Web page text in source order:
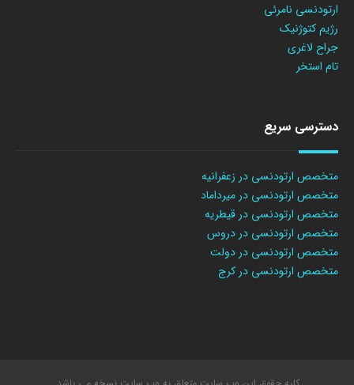
ارتودنسی نامرئی
رژیم کتوژنیک
جراح لاغری
تام استخر
دسترسی سریع
متخصص ارتودنسی در زعفرانیه
متخصص ارتودنسی در میرداماد
متخصص ارتودنسی در قیطریه
متخصص ارتودنسی در دروس
متخصص ارتودنسی در دولت
متخصص ارتودنسی در کرج